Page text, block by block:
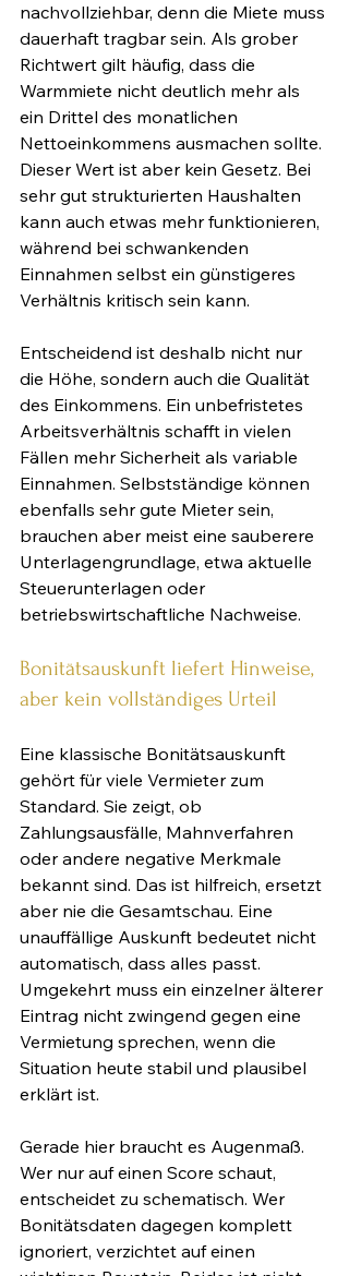
nachvollziehbar, denn die Miete muss
dauerhaft tragbar sein. Als grober
Richtwert gilt häufig, dass die
Warmmiete nicht deutlich mehr als
ein Drittel des monatlichen
Nettoeinkommens ausmachen sollte.
Dieser Wert ist aber kein Gesetz. Bei
sehr gut strukturierten Haushalten
kann auch etwas mehr funktionieren,
während bei schwankenden
Einnahmen selbst ein günstigeres
Verhältnis kritisch sein kann.
Entscheidend ist deshalb nicht nur
die Höhe, sondern auch die Qualität
des Einkommens. Ein unbefristetes
Arbeitsverhältnis schafft in vielen
Fällen mehr Sicherheit als variable
Einnahmen. Selbstständige können
ebenfalls sehr gute Mieter sein,
brauchen aber meist eine sauberere
Unterlagengrundlage, etwa aktuelle
Steuerunterlagen oder
betriebswirtschaftliche Nachweise.
Bonitätsauskunft liefert Hinweise,
aber kein vollständiges Urteil
Eine klassische Bonitätsauskunft
gehört für viele Vermieter zum
Standard. Sie zeigt, ob
Zahlungsausfälle, Mahnverfahren
oder andere negative Merkmale
bekannt sind. Das ist hilfreich, ersetzt
aber nie die Gesamtschau. Eine
unauffällige Auskunft bedeutet nicht
automatisch, dass alles passt.
Umgekehrt muss ein einzelner älterer
Eintrag nicht zwingend gegen eine
Vermietung sprechen, wenn die
Situation heute stabil und plausibel
erklärt ist.
Gerade hier braucht es Augenmaß.
Wer nur auf einen Score schaut,
entscheidet zu schematisch. Wer
Bonitätsdaten dagegen komplett
ignoriert, verzichtet auf einen